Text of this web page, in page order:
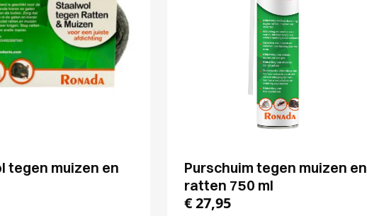
tegen muizen en
Purschuim tegen muizen en
ratten 750 ml
€27,95